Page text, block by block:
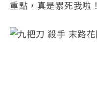
重點，真是累死我啦！